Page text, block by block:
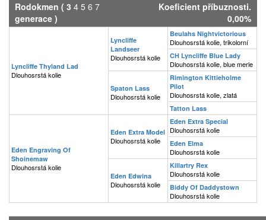
Rodokmen ( 3 4 5 6 7
generace )
Koeficient příbuznosti.
0,00%
Lyncliffe Thyland Lad
Dlouhosrstá kolie
Lyncliffe
Landseer
Dlouhosrstá kolie
Beulahs Nightvictorious
Dlouhosrstá kolie, trikolorní
CH Lyncliffe Blue Lady
Dlouhosrstá kolie, blue merle
Spaton Lass
Dlouhosrstá kolie
Rimington Kittieholme
Pilot
Dlouhosrstá kolie, zlatá
Tatton Lass
Eden Engraving Of
Shoinemaw
Dlouhosrstá kolie
Eden Extra Model
Dlouhosrstá kolie
Eden Extra Special
Dlouhosrstá kolie
Eden Elma
Dlouhosrstá kolie
Eden Edwina
Dlouhosrstá kolie
Killartry Rex
Dlouhosrstá kolie
Biddy Of Daddystown
Dlouhosrstá kolie